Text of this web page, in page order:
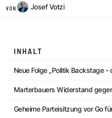
VON Josef Votzi
INHALT
Neue Folge „Politik Backstage -
Marterbauers Widerstand
Geheime Parteisitzung vor Go